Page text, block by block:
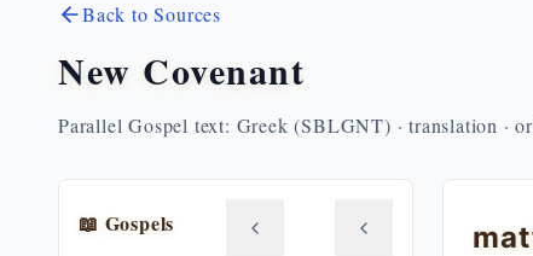
Back to Sources
New Covenant
Parallel Gospel text: Greek (SBLGNT) · translation ·
📖 Gospels